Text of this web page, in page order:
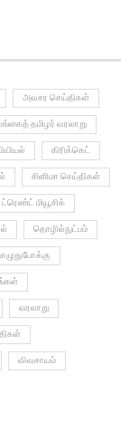
அவசர செய்திகள்
தமிழர் வரலாறு
கிரிக்கெட்
சினிமா செய்திகள்
ட்ரெண்ட் மியூசிக்
தொழில்நுட்பம்
வரலாறு
விவசாயம்